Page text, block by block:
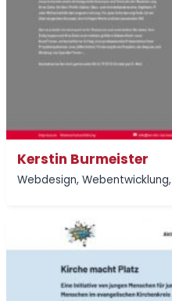
Kerstin Burmeister
Webdesign, Webentwicklung,